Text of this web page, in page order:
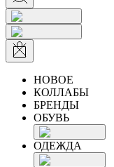
НОВОЕ
КОЛЛАБЫ
БРЕНДЫ
ОБУВЬ
ОДЕЖДА